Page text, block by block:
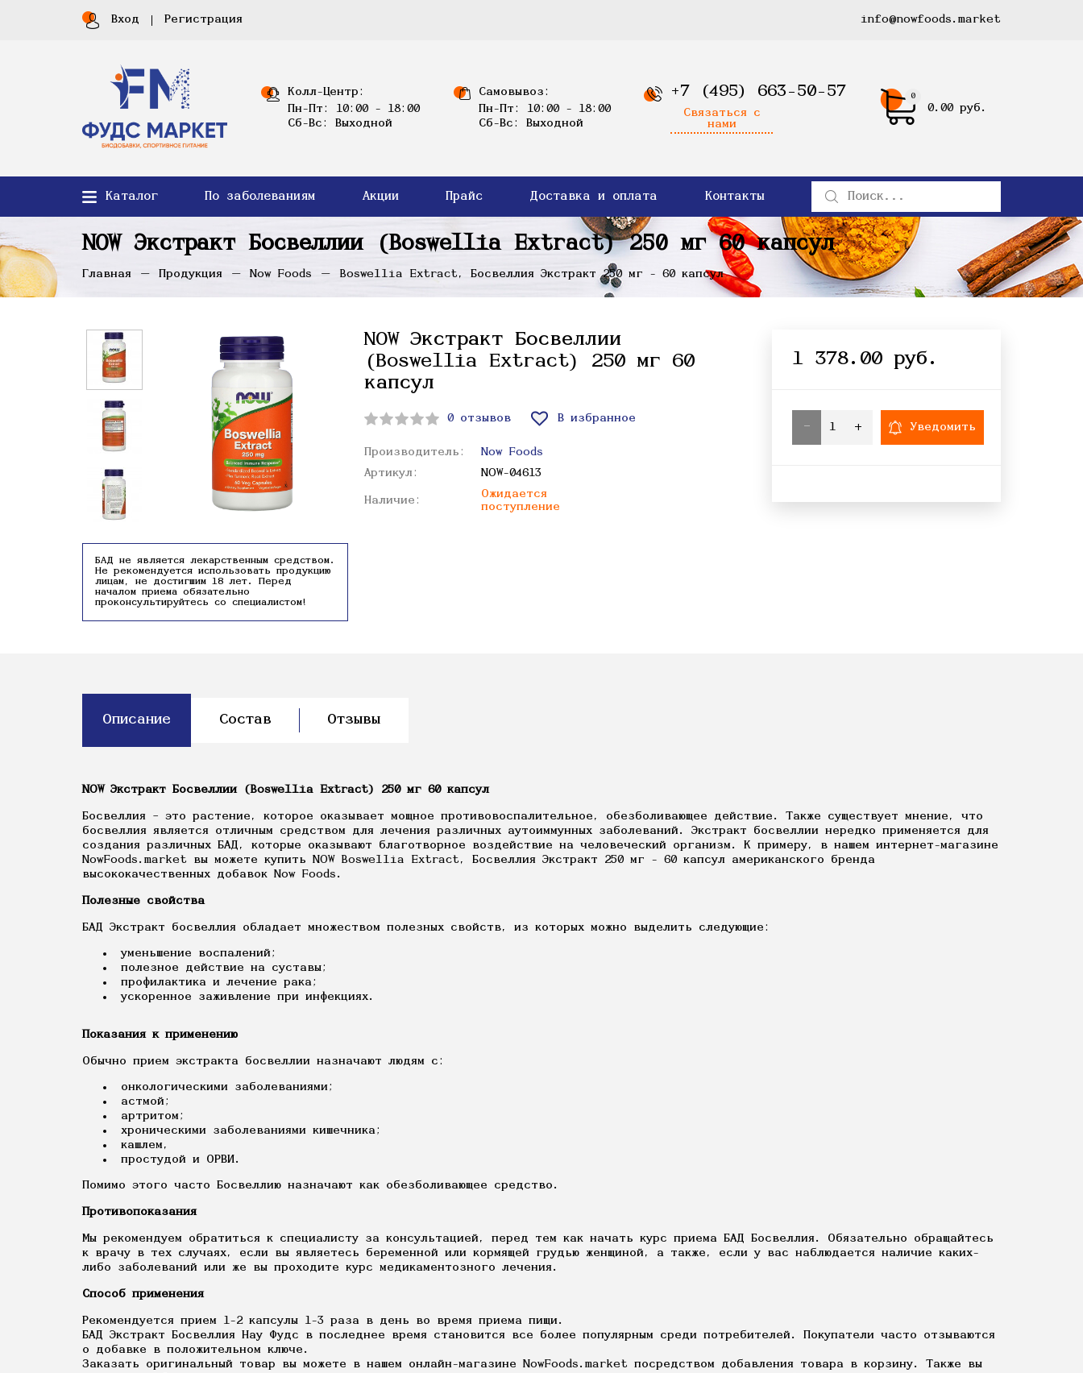
Вход Регистрация info@nowfoods.market
Колл-Центр:
Пн-Пт: 10:00 - 18:00
Сб-Вс: Выходной
Самовывоз:
Пн-Пт: 10:00 - 18:00
Сб-Вс: Выходной
+7 (495) 663-50-57
Связаться с
нами
0
0.00 руб.
Каталог По заболеваниям Акции Прайс Доставка и оплата Контакты
NOW Экстракт Босвеллии (Boswellia Extract) 250 мг 60 капсул
Главная Продукция Now Foods Boswellia Extract, Босвеллия Экстракт 250 мг - 60 капсул
БАД не является лекарственным средством.
Не рекомендуется использовать продукцию
лицам, не достигшим 18 лет. Перед
началом приема обязательно
проконсультируйтесь со специалистом!
NOW Экстракт Босвеллии
(Boswellia Extract) 250 мг 60
капсул
0 отзывов В избранное
Производитель:
Now Foods
Артикул:
NOW-04613
Наличие:
Ожидается
поступление
1 378.00 руб.
- + Уведомить
Описание Состав Отзывы
NOW Экстракт Босвеллии (Boswellia Extract) 250 мг 60 капсул
Босвеллия – это растение, которое оказывает мощное противовоспалительное, обезболивающее действие. Также существует мнение, что
босвеллия является отличным средством для лечения различных аутоиммунных заболеваний. Экстракт босвеллии нередко применяется для
создания различных БАД, которые оказывают благотворное воздействие на человеческий организм. К примеру, в нашем интернет-магазине
NowFoods.market вы можете купить NOW Boswellia Extract, Босвеллия Экстракт 250 мг - 60 капсул американского бренда
высококачественных добавок Now Foods.
Полезные свойства
БАД Экстракт босвеллия обладает множеством полезных свойств, из которых можно выделить следующие:
уменьшение воспалений;
полезное действие на суставы;
профилактика и лечение рака;
ускоренное заживление при инфекциях.
Показания к применению
Обычно прием экстракта босвеллии назначают людям с:
онкологическими заболеваниями;
астмой;
артритом;
хроническими заболеваниями кишечника;
кашлем,
простудой и ОРВИ.
Помимо этого часто Босвеллию назначают как обезболивающее средство.
Противопоказания
Мы рекомендуем обратиться к специалисту за консультацией, перед тем как начать курс приема БАД Босвеллия. Обязательно обращайтесь
к врачу в тех случаях, если вы являетесь беременной или кормящей грудью женщиной, а также, если у вас наблюдается наличие каких-
либо заболеваний или же вы проходите курс медикаментозного лечения.
Способ применения
Рекомендуется прием 1-2 капсулы 1-3 раза в день во время приема пищи.
БАД Экстракт Босвеллия Нау Фудс в последнее время становится все более популярным среди потребителей. Покупатели часто отзываются
о добавке в положительном ключе.
Заказать оригинальный товар вы можете в нашем онлайн-магазине NowFoods.market посредством добавления товара в корзину. Также вы